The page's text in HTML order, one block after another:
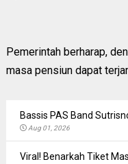
Pemerintah berharap,
masa pensiun dapat
Bassis PAS Band
Aug 01, 2026
Viral! Benarkah Tiket